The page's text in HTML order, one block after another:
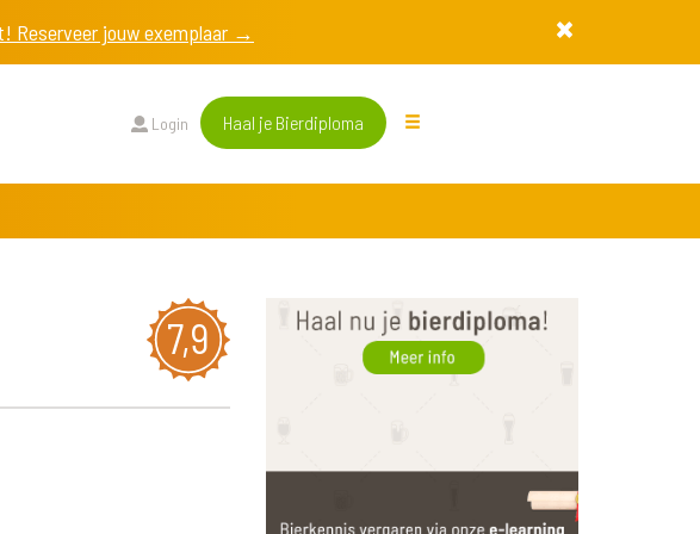
Reserveer jouw exemplaar →
Login Haal je Bierdiploma
7,9